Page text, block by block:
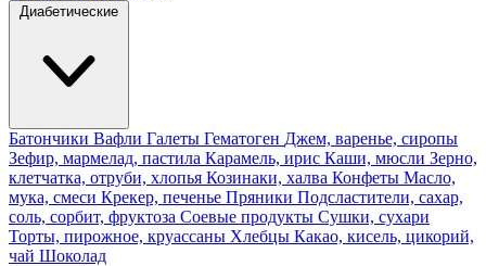
Диабетические
Батончики Вафли Галеты Гематоген Джем, варенье, сиропы
Зефир, мармелад, пастила Карамель, ирис Каши, мюсли Зерно,
клетчатка, отруби, хлопья Козинаки, халва Конфеты Масло,
мука, смеси Крекер, печенье Пряники Подсластители, сахар,
соль, сорбит, фруктоза Соевые продукты Сушки, сухари
Торты, пирожное, круассаны Хлебцы Какао, кисель, цикорий,
чай Шоколад